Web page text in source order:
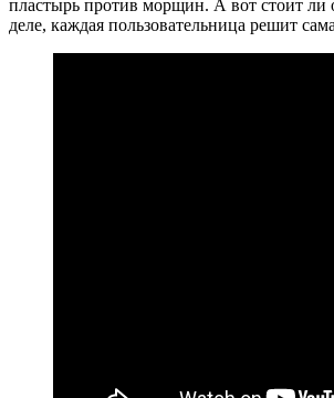
пластырь против морщин. А вот стоит ли
деле, каждая пользовательница решит